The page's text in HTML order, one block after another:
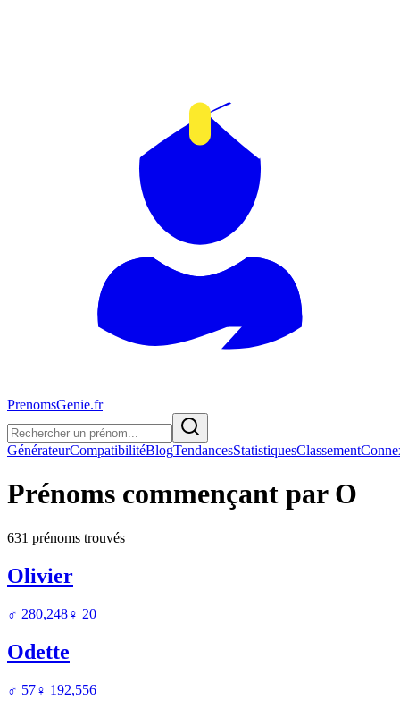
PrenomsGenie.fr
GénérateurCompatibilitéBlogTendancesStatistiquesClassement
Prénoms commençant par O
631 prénoms trouvés
Olivier
♂ 280,248♀ 20
Odette
♂ 57♀ 192,556